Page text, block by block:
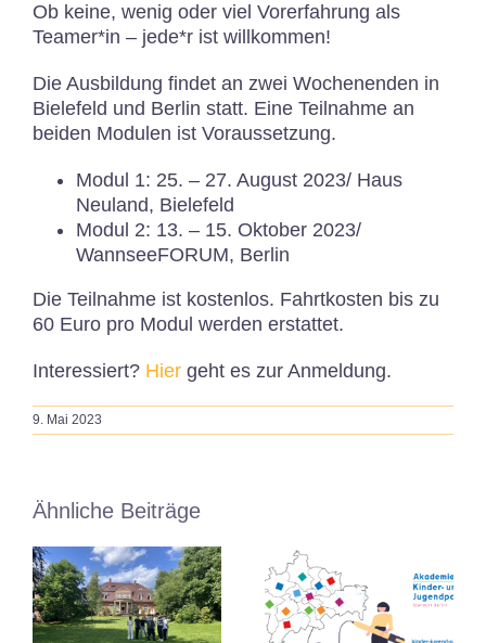
Ob keine, wenig oder viel Vorerfahrung als
Teamer*in – jede*r ist willkommen!
Die Ausbildung findet an zwei Wochenenden in
Bielefeld und Berlin statt. Eine Teilnahme an
beiden Modulen ist Voraussetzung.
Modul 1: 25. – 27. August 2023/ Haus
Neuland, Bielefeld
Modul 2: 13. – 15. Oktober 2023/
WannseeFORUM, Berlin
Die Teilnahme ist kostenlos. Fahrtkosten bis zu
60 Euro pro Modul werden erstattet.
Interessiert? Hier geht es zur Anmeldung.
9. Mai 2023
Ähnliche Beiträge